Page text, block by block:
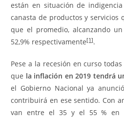
están en situación de
canasta de productos y servicios
que el promedio, alcanzando
52,9% respectivamente[1].
Pese a la recesión en curso
que la inflación en 2019 tendrá
el Gobierno Nacional ya
contribuirá en ese sentido. Con
van entre el 35 y el 55 % en